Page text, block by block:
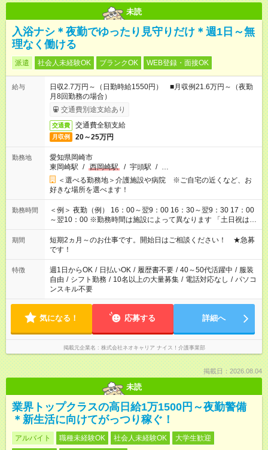
未読
入浴ナシ＊夜勤でゆったり見守りだけ＊週1日～無
理なく働ける
派遣 社会人未経験OK ブランクOK WEB登録・面接OK
給与
日収2.7万円～（日勤時給1550円） ■月収例21.6万円～（夜勤
月8回勤務の場合）
交通費別途支給あり
交通費 交通費全額支給
月収例 20～25万円
勤務地
愛知県岡崎市
東岡崎駅 / 西岡崎駅 / 宇頭駅 / …
＜選べる勤務地＞介護施設や病院 ※ご自宅の近くなど、お
好きな場所を選べます！
勤務時間
＜例＞ 夜勤（例） 16：00～翌9：00 16：30～翌9：30 17：00
～翌10：00 ※勤務時間は施設によって異なります 「土日祝は休
みたい」 「しっかり稼ぎたい」 「もう少し遅い時間から始めた
い」など ご希望にあったお仕事をご案内いたします。 ※未経験
の方の場合は1～2ヶ月間は日中での仕事を経験いただき、 お
仕事に慣れてからの夜勤になります。 ★家庭の都合でお休みが
必要な場合も遠慮なくご相談ください。
期間
短期2ヵ月～のお仕事です。開始日はご相談ください！ ★急募
です！
特徴 週1日からOK / 日払いOK / 履歴書不要 / 40～50代活躍中 / 服装
自由 / シフト勤務 / 10名以上の大量募集 / 電話対応なし / パソコ
ンスキル不要
気になる！ 応募する 詳細へ
掲載元企業名 株式会社ネオキャリア ナイス！介護事業部
掲載日：2026.08.04
未読
業界トップクラスの高日給1万1500円～夜勤警備
＊新生活に向けてがっつり稼ぐ！
アルバイト 職種未経験OK 社会人未経験OK
大学生歓迎